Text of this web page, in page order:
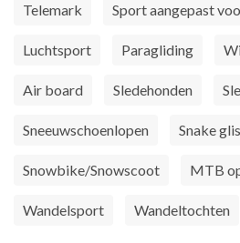
Telemark Sport aangepast
Luchtsport Paragliding
Air board Sledehonden
Sneeuwschoenlopen Snake
Snowbike/Snowscoot MTB
Wandelsport Wandeltochten